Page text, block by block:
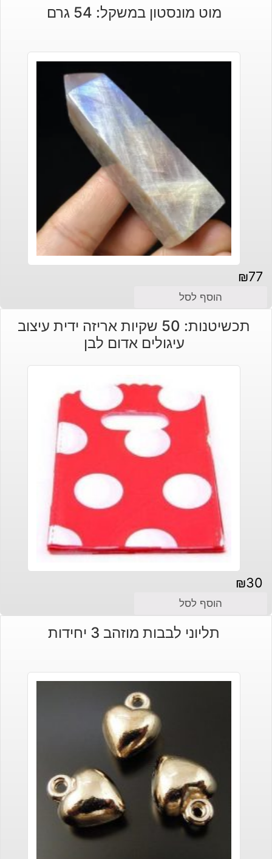
מוט מונסטון במשקל: 54 גרם
₪77
הוסף לסל
תכשיטנות: 50 שקיות אריזה ידית עיצוב
עיגולים אדום לבן
₪30
הוסף לסל
תליוני לבבות מוזהב 3 יחידות